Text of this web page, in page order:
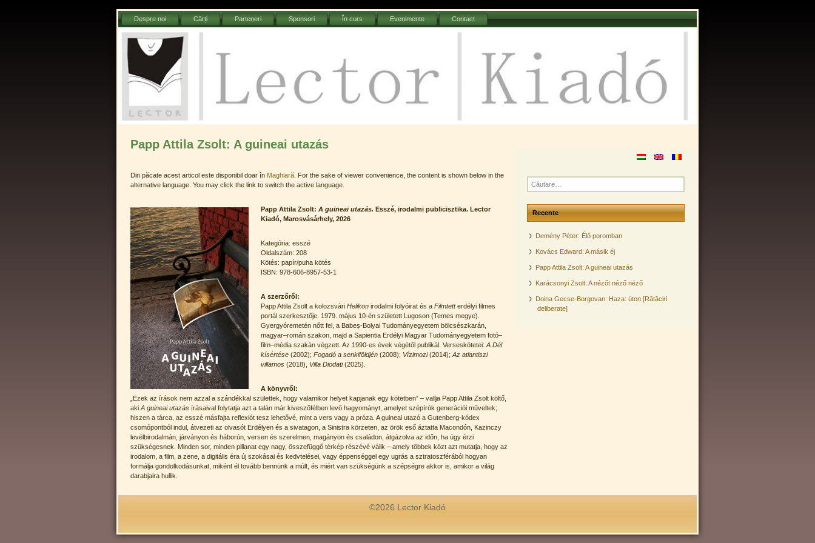
Sari
la
Despre noi Cărți Parteneri Sponsori În curs Evenimente Contact
Lector Kiadó
Papp Attila Zsolt: A guineai utazás
Din păcate acest articol este disponibil doar în Maghiară . For the sake of viewer convenience, the content is shown below in the
alternative language. You may click the link to switch the active language.
Papp Attila Zsolt: A guineai utazás. Esszé, irodalmi publicisztika. Lector
Kiadó, Marosvásárhely, 2026
Kategória: esszé
Oldalszám: 208
Kötés: papír/puha kötés
ISBN: 978-606-8957-53-1
A szerzőről:
Papp Attila Zsolt a kolozsvári Helikon irodalmi folyóirat és a Filmtetterdélyi filmes
portál szerkesztője. 1979. május 10-én született Lugoson (Temes megye).
Gyergyóremetén nőtt fel, a Babeș-Bolyai Tudományegyetem bölcsészkarán,
magyar–román szakon, majd a Sapientia Erdélyi Magyar Tudományegyetem fotó–
film–média szakán végzett. Az 1990-es évek végétől publikál. Verseskötetei: A Dél
kísértése (2002); Fogadó a senkiföldjén (2008); Vízimozi(2014); Az atlantiszi
villamos (2018), Villa Diodati(2025).
A könyvről:
„Ezek az írások nem azzal a szándékkal születtek, hogy valamikor helyet kapjanak egy kötetben” – vallja Papp Attila Zsolt költő,
aki A guineai utazás írásaival folytatja azt a talán már kiveszőfélben levő hagyományt, amelyet szépírók generációi műveltek;
hiszen a tárca, az esszé másfajta reflexiót tesz lehetővé, mint a vers vagy a próza. A guineai utazó a Gutenberg-kódex
csomópontból indul, átvezeti az olvasót Erdélyen és a sivatagon, a Sinistra körzeten, az örök eső áztatta Macondón, Kazinczy
levélbirodalmán, járványon és háborún, versen és szerelmen, magányon és családon, átgázolva az időn, ha úgy érzi
szükségesnek. Minden sor, minden pillanat egy nagy, összefüggő térkép részévé válik – amely többek közt azt mutatja, hogy az
irodalom, a film, a zene, a digitális éra új szokásai és kedvtelései, vagy éppenséggel egy ugrás a sztratoszférából hogyan
formálja gondolkodásunkat, miként él tovább bennünk a múlt, és miért van szükségünk a szépségre akkor is, amikor a világ
darabjaira hullik.
a
t
ă
u
p
Recente
Demény Péter: Élő poromban
Kovács Edward: A másik éj
Papp Attila Zsolt: A guineai utazás
Karácsonyi Zsolt: A nézőt néző néző
Doina Gecse-Borgovan: Haza: úton [Rătăciri
deliberate]
©2026 Lector Kiadó